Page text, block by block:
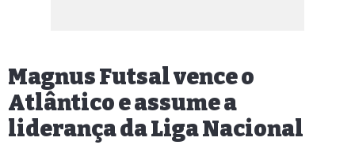
Magnus Futsal vence o
Atlântico e assume a
liderança da Liga Nacional